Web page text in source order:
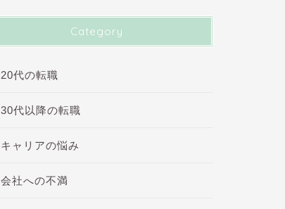
Category
20代の転職
30代以降の転職
キャリアの悩み
会社への不満